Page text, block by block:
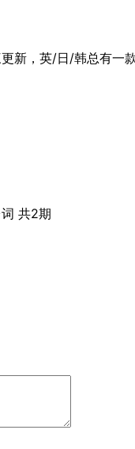
新，英/日/韩总有一
共2期